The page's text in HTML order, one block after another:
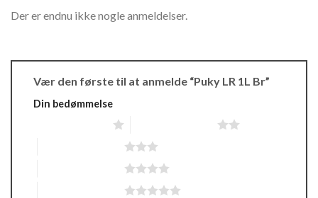
Der er endnu ikke nogle anmeldelser.
Vær den første til at anmelde “Puky LR 1L Br”
Din bedømmelse